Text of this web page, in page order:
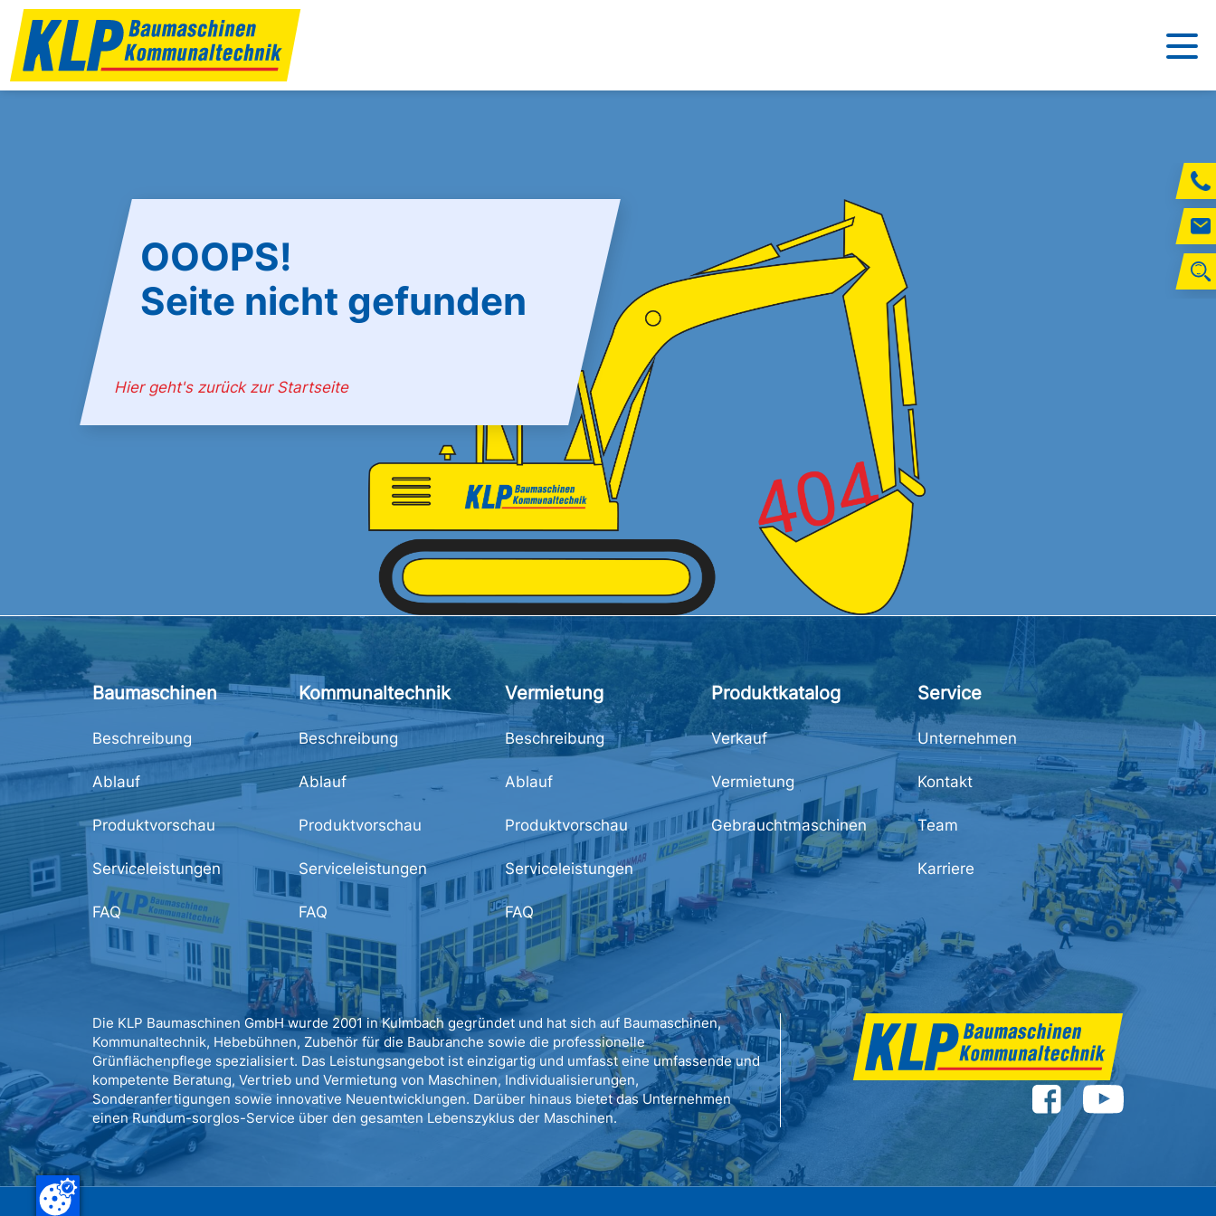
OOOPS!
Seite nicht gefunden
Hier geht's zurück zur Startseite
Baumaschinen
Beschreibung
Ablauf
Produktvorschau
Serviceleistungen
FAQ
Kommunaltechnik
Beschreibung
Ablauf
Produktvorschau
Serviceleistungen
FAQ
Vermietung
Beschreibung
Ablauf
Produktvorschau
Serviceleistungen
FAQ
Produktkatalog
Verkauf
Vermietung
Gebrauchtmaschinen
Service
Unternehmen
Kontakt
Team
Karriere
Die KLP Baumaschinen GmbH wurde 2001 in Kulmbach gegründet und hat sich auf Baumaschinen,
Kommunaltechnik, Hebebühnen, Zubehör für die Baubranche sowie die professionelle
Grünflächenpflege spezialisiert. Das Leistungsangebot ist einzigartig und umfasst eine umfassende und
kompetente Beratung, Vertrieb und Vermietung von Maschinen, Individualisierungen,
Sonderanfertigungen sowie innovative Neuentwicklungen. Darüber hinaus bietet das Unternehmen
einen Rundum-sorglos-Service über den gesamten Lebenszyklus der Maschinen.